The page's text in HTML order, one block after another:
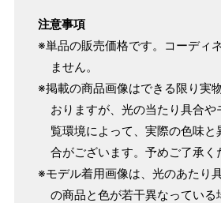
サイズ 身長目安 ヒップ目安
～
注意事項
※単品の販売価格です。コーディ
ません。
※掲載の商品画像はできる限り実
おりますが、光の当たり具合や
覧環境によって、実際の色味と
合がございます。予めご了承く
※モデル着用画像は、光のあたり
の商品と色が若干異なっている